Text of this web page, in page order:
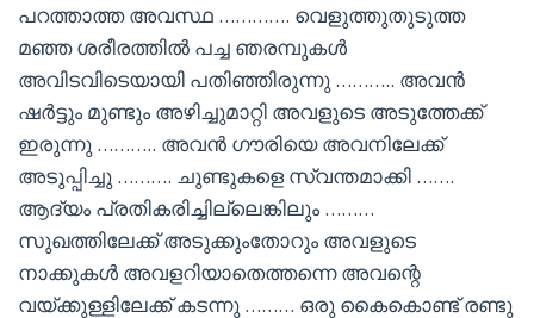
പറത്താത്ത അവസ്ഥ …………. വെളുത്തുതുടുത്ത
മഞ്ഞ ശരീരത്തിൽ പച്ച ഞരമ്പുകൾ
അവിടവിടെയായി പതിഞ്ഞിരുന്നു ……….. അവൻ
ഷർട്ടും മുണ്ടും അഴിച്ചുമാറ്റി അവളുടെ അടുത്തേക്ക്
ഇരുന്നു ……….. അവൻ ഗൗരിയെ അവനിലേക്ക്
അടുപ്പിച്ചു ………. ചുണ്ടുകളെ സ്വന്തമാക്കി …….
ആദ്യം പ്രതികരിച്ചില്ലെങ്കിലും ………
സുഖത്തിലേക്ക് അടുക്കുംതോറും അവളുടെ
നാക്കുകൾ അവളറിയാതെത്തന്നെ അവന്റെ
വയ്ക്കുള്ളിലേക്ക് കടന്നു ……… ഒരു കൈകൊണ്ട് രണ്ടു